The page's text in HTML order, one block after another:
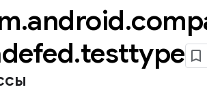
.android.
.testtype